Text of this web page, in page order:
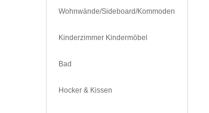
Wohnwände/Sideboard/Kommoden
Kinderzimmer Kindermöbel
Bad
Hocker & Kissen